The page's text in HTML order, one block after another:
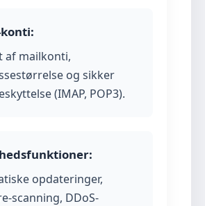
af mailkonti,
og sikker
(IMAP, POP3).
opdateringer,
scanning, DDoS-